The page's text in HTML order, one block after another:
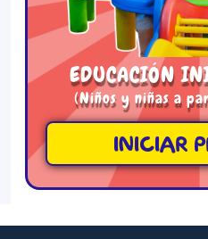
EDUCACIÓN
(Niños y niñas a
INICIAR